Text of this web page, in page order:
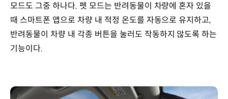
모드도 그중 하나다. 펫 모드는 반려동물이 차량에 혼자 있을
때 스마트폰 앱으로 차량 내 적정 온도를 자동으로 유지하고,
반려동물이 차량 내 각종 버튼을 눌러도 작동하지 않도록 하는
기능이다.